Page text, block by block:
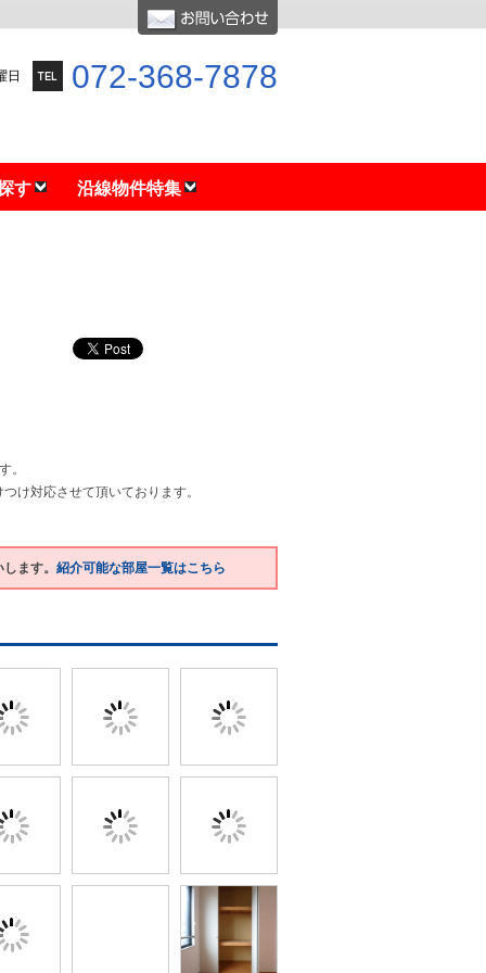
072-368-7878
日
す 沿線物件特集
。
け対応させて頂いております。
ます。 紹介可能な部屋一覧はこちら